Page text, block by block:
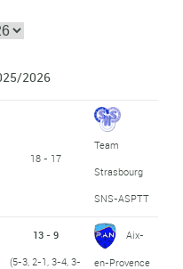
2026
18 - 17
Team
Strasbourg
SNS-ASPTT
13 - 9
(5-3, 2-1, 3-4, 3-
Aix-
en-Provence